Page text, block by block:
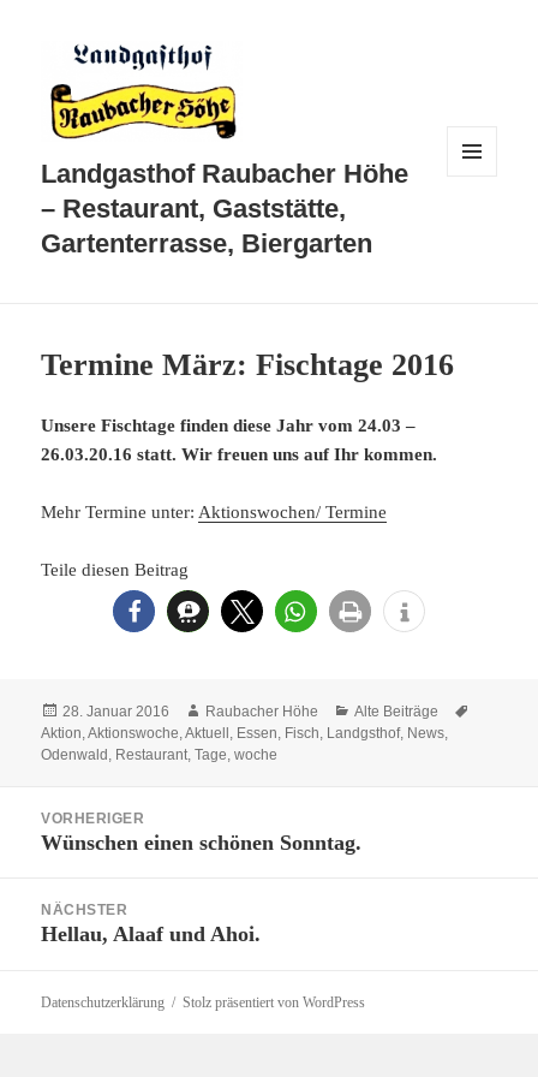
Landgasthof Raubacher Höhe
– Restaurant, Gaststätte,
Gartenterrasse, Biergarten
Termine März: Fischtage 2016
Unsere Fischtage finden diese Jahr vom 24.03 –
26.03.20.16 statt. Wir freuen uns auf Ihr kommen.
Mehr Termine unter: Aktionswochen/ Termine
Teile diesen Beitrag
Veröffentlicht
am
28. Januar 2016 Autor
Raubacher Höhe Kategorien
Alte Beiträge
Aktion ,Aktionswoche ,Aktuell Essen Fisch Landgsthof, News
Odenwald Restaurant ,Tage ,woche
VORHERIGER
Vorheriger
Wünschen einen schönen Sonntag.
NÄCHSTER
Nächster
Hellau, Alaaf und Ahoi.
Datenschutzerklärung Stolz präsentiert von WordPress